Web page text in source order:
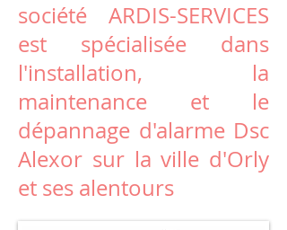
société ARDIS-SERVICES
est spécialisée dans
l'installation, la
maintenance et le
dépannage d'alarme Dsc
Alexor sur la ville d'Orly
et ses alentours